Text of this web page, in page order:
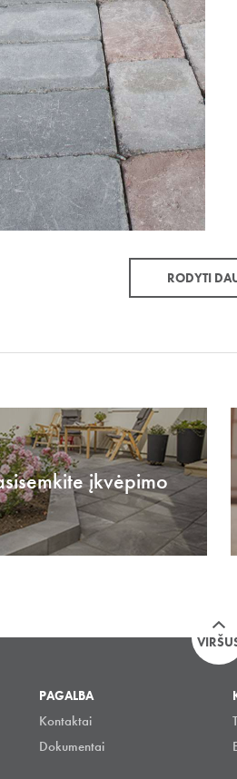
RODYTI
įkvėpimo
PAGALBA
Kontaktai
Dokumentai